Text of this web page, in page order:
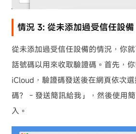
情況 3: 從未添加過受信任設備
從未添加過受信任設備的情況，你
話號碼以用來收取驗證碼。首先，
iCloud，驗證碼發送後在網頁依次
碼？ - 發送簡訊給我」，然後使用
入。